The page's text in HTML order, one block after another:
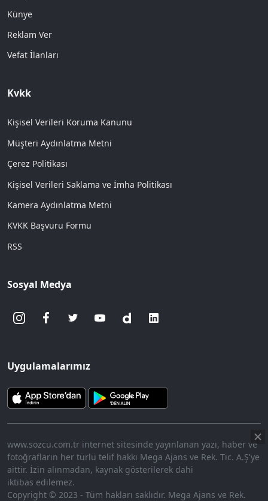
Künye
Reklam Ver
Vefat İlanları
Kvkk
Kişisel Verileri Koruma Kanunu
Müşteri Aydınlatma Metni
Çerez Politikası
Kişisel Verileri Saklama ve İmha Politikası
Kamera Aydınlatma Metni
KVKK Başvuru Formu
RSS
Sosyal Medya
Uygulamalarımız
www.sozcu.com.tr internet sitesinde yayınlanan yazı, haber ve
fotoğrafların her türlü telif hakkı Mega Ajans ve Rek. Tic. A.Ş'ye
aittir. İzin alınmadan, kaynak gösterilerek dahi
iktibas edilemez.
Copyright © 2023 - Tüm hakları saklıdır. Mega Ajans ve Rek.